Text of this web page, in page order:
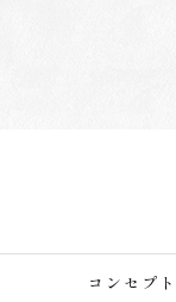
コンセプト